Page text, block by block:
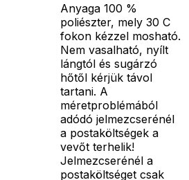
Anyaga 100 %
poliészter, mely 30 C
fokon kézzel mosható.
Nem vasalható, nyílt
lángtól és sugárzó
hőtől kérjük távol
tartani. A
méretproblémából
adódó jelmezcserénél
a postaköltségek a
vevőt terhelik!
Jelmezcserénél a
postaköltséget csak